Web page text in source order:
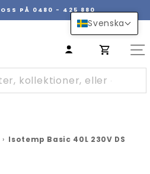
Pausa
OSS PÅ 0480 - 425 880
› Isotemp Basic 40L 230V DS
Svenska